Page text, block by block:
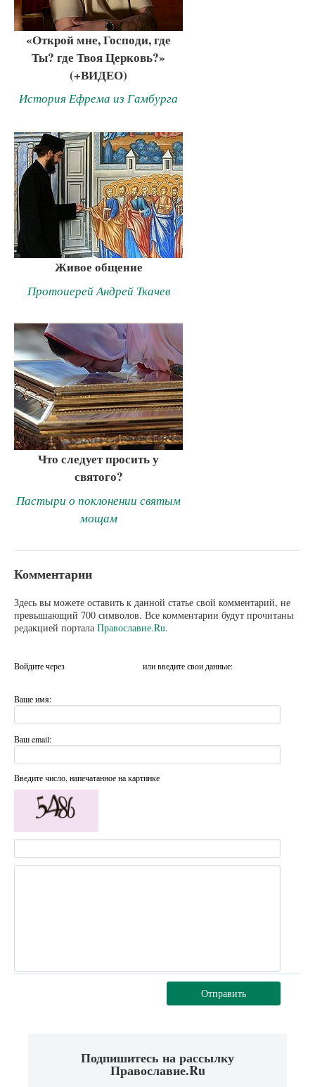
«Открой мне, Господи, где
Ты? где Твоя Церковь?»
(+ВИДЕО)
История Ефрема из Гамбурга
Живое общение
Протоиерей Андрей Ткачев
Что следует просить у
святого?
Пастыри о поклонении святым
мощам
Комментарии
Здесь вы можете оставить к данной статье свой комментарий, не
превышающий 700 символов. Все комментарии будут прочитаны
редакцией портала Православие.Ru.
Войдите через или введите свои данные:
Ваше имя:
Ваш email:
Введите число, напечатанное на картинке
Отправить
Подпишитесь на рассылку
Православие.Ru